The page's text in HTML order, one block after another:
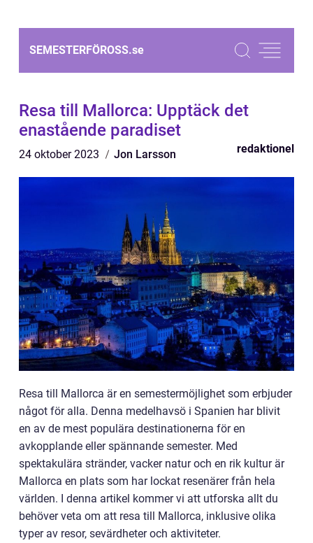
SEMESTERFÖROSS.se
Resa till Mallorca: Upptäck det
enastående paradiset
24 oktober 2023 Jon Larsson redaktionel
Resa till Mallorca är en semestermöjlighet som erbjuder
något för alla. Denna medelhavsö i Spanien har blivit
en av de mest populära destinationerna för en
avkopplande eller spännande semester. Med
spektakulära stränder, vacker natur och en rik kultur är
Mallorca en plats som har lockat resenärer från hela
världen. I denna artikel kommer vi att utforska allt du
behöver veta om att resa till Mallorca, inklusive olika
typer av resor, sevärdheter och aktiviteter.